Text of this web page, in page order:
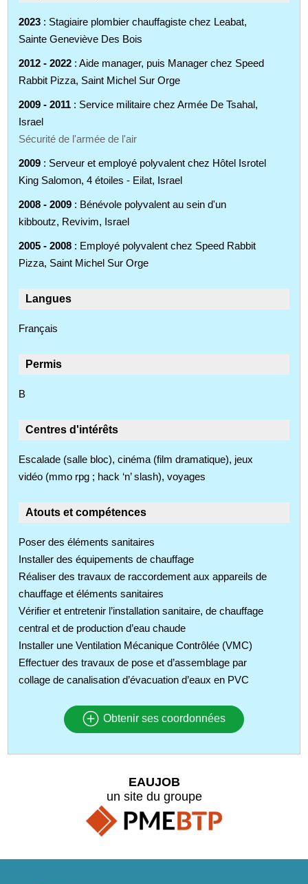
2023 : Stagiaire plombier chauffagiste chez Leabat,
Sainte Geneviève Des Bois
2012 - 2022 : Aide manager, puis Manager chez Speed
Rabbit Pizza, Saint Michel Sur Orge
2009 - 2011 : Service militaire chez Armée De Tsahal,
Israel
Sécurité de l'armée de l'air
2009 : Serveur et employé polyvalent chez Hôtel Isrotel
King Salomon, 4 étoiles - Eilat, Israel
2008 - 2009 : Bénévole polyvalent au sein d'un
kibboutz, Revivim, Israel
2005 - 2008 : Employé polyvalent chez Speed Rabbit
Pizza, Saint Michel Sur Orge
Langues
Français
Permis
B
Centres d'intérêts
Escalade (salle bloc), cinéma (film dramatique), jeux
vidéo (mmo rpg ; hack ‘n’ slash), voyages
Atouts et compétences
Poser des éléments sanitaires
Installer des équipements de chauffage
Réaliser des travaux de raccordement aux appareils de
chauffage et éléments sanitaires
Vérifier et entretenir l’installation sanitaire, de chauffage
central et de production d’eau chaude
Installer une Ventilation Mécanique Contrôlée (VMC)
Effectuer des travaux de pose et d’assemblage par
collage de canalisation d’évacuation d’eaux en PVC
Obtenir ses coordonnées
EAUJOB
un site du groupe